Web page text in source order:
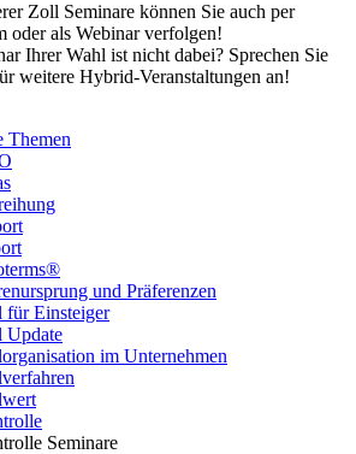
Zoll Seminare können Sie auch per
oder als Webinar verfolgen!
Ihrer Wahl ist nicht dabei? Sprechen Sie
weitere Hybrid-Veranstaltungen an!
Themen
und Präferenzen
für Einsteiger
Update
im Unternehmen
Seminare